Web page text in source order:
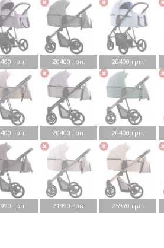
грн. 20400 грн. 20400 грн.
грн. 20400 грн. 20400 грн.
грн. 21990 грн. 25970 грн.